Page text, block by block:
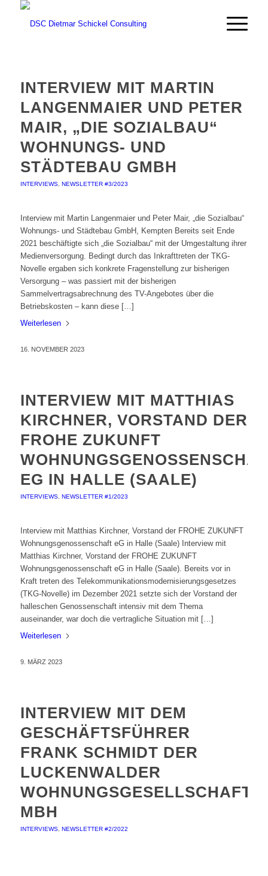
INTERVIEW MIT MARTIN
LANGENMAIER UND PETER
MAIR, „DIE SOZIALBAU“
WOHNUNGS- UND
STÄDTEBAU GMBH
INTERVIEWS, NEWSLETTER #3/2023
Interview mit Martin Langenmaier und Peter Mair, „die Sozialbau“
Wohnungs- und Städtebau GmbH, Kempten Bereits seit Ende
2021 beschäftigte sich „die Sozialbau“ mit der Umgestaltung ihrer
Medienversorgung. Bedingt durch das Inkrafttreten der TKG-
Novelle ergaben sich konkrete Fragenstellung zur bisherigen
Versorgung – was passiert mit der bisherigen
Sammelvertragsabrechnung des TV-Angebotes über die
Betriebskosten – kann diese […]
Weiterlesen
16. NOVEMBER 2023
INTERVIEW MIT MATTHIAS
KIRCHNER, VORSTAND DER
FROHE ZUKUNFT
EG IN HALLE (SAALE)
INTERVIEWS, NEWSLETTER #1/2023
Interview mit Matthias Kirchner, Vorstand der FROHE ZUKUNFT
Wohnungsgenossenschaft eG in Halle (Saale) Interview mit
Matthias Kirchner, Vorstand der FROHE ZUKUNFT
Wohnungsgenossenschaft eG in Halle (Saale). Bereits vor in
Kraft treten des Telekommunikationsmodernisierungsgesetzes
(TKG-Novelle) im Dezember 2021 setzte sich der Vorstand der
halleschen Genossenschaft intensiv mit dem Thema
auseinander, war doch die vertragliche Situation mit […]
Weiterlesen
9. MÄRZ 2023
INTERVIEW MIT DEM
GESCHÄFTSFÜHRER
FRANK SCHMIDT DER
LUCKENWALDER
WOHNUNGSGESELLSCHAFT
MBH
INTERVIEWS, NEWSLETTER #2/2022